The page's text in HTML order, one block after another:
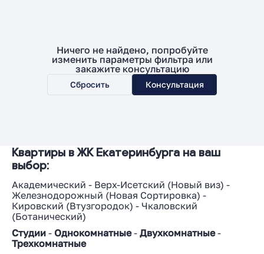
Ничего не найдено, попробуйте
изменить параметры фильтра или
закажите консультацию
Сбросить Консультация
Квартиры в ЖК Екатеринбурга на ваш
выбор:
Академический - Верх-Исетский (Новый виз) -
Железнодорожный (Новая Сортировка) -
Кировский (Втузгородок) - Чкаловский
(Ботанический)
Студии - Однокомнатные- Двухкомнатные-
Трехкомнатные